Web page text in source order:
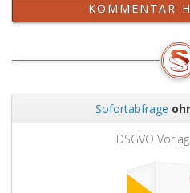
KOMMENTAR
Sofortabfrage
DSGVO